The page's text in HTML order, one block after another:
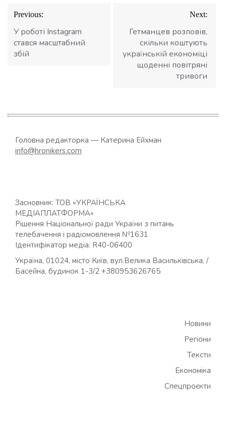
Навігація
записів
Previous:
У роботі Instagram
стався масштабний
збій
Next:
Гетманцев розповів,
скільки коштують
українській економіці
щоденні повітряні
тривоги
Головна редакторка — Катерина Ейхман
info@hronikers.com
Засновник: ТОВ «УКРАЇНСЬКА
МЕДІАПЛАТФОРМА»
Рішення Національної ради України з питань
телебачення і радіомовлення №1631
Ідентифікатор медіа: R40-06400
Україна, 01024, місто Київ, вул.Велика Васильківська, /
Басейна, будинок 1-3/2 +380953626765
Новини
Регіони
Тексти
Економіка
Спецпроєкти